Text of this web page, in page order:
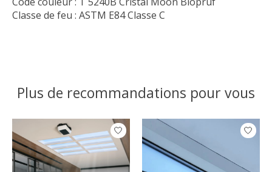
Classe de feu : ASTM E84 Classe C
Plus de recommandations pour vous
Articles du carrousel de produits